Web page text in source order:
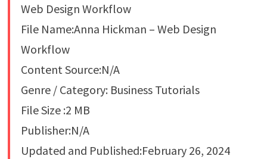
File Name:Anna Hickman – Web Design
Workflow
Content Source:N/A
Genre / Category: Business Tutorials
File Size :2 MB
Publisher:N/A
Updated and Published:February 26, 2024